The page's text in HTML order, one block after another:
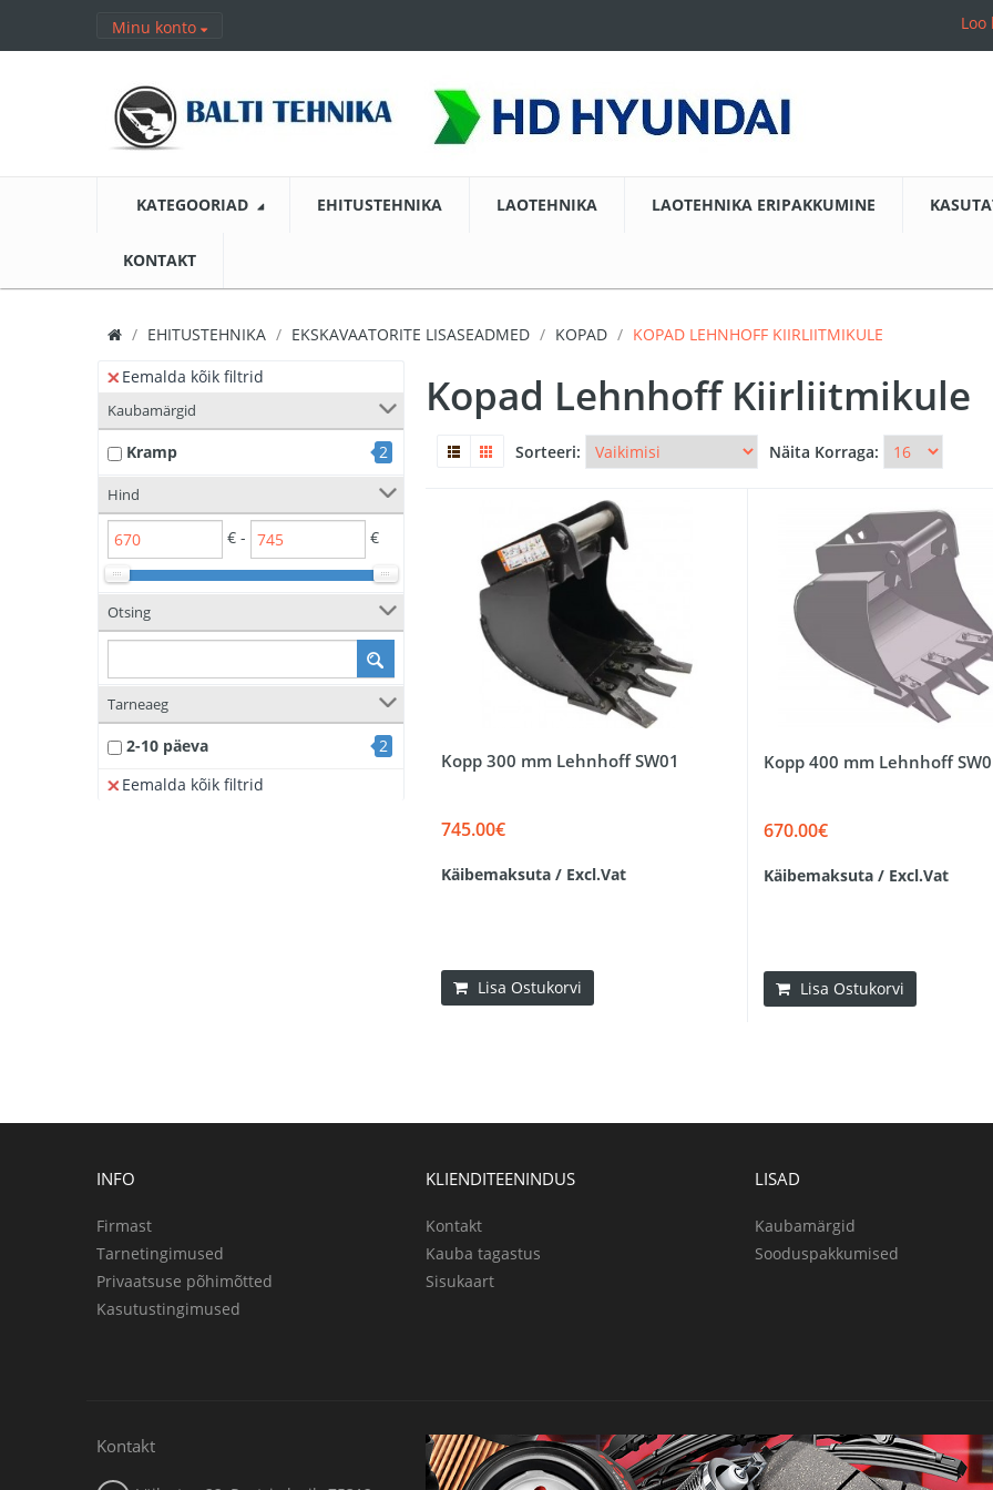
Minu konto Loo
KATEGOORIAD EHITUSTEHNIKA LAOTEHNIKA LAOTEHNIKA ERIPAKKUMINE
KONTAKT
EHITUSTEHNIKA EKSKAVAATORITE LISASEADMED KOPAD
KOPAD LEHNHOFF KIIRLIITMIKULE
Eemalda kõik filtrid
Kaubamärgid
Kramp 2
Hind
€ - €
Otsing
Tarneaeg
2-10 päeva
2
Eemalda kõik filtrid
Kopad Lehnhoff Kiirliitmikule
Sorteeri: Näita Korraga:
Kopp 300 mm Lehnhoff SW01
745.00€
Käibemaksuta / Excl.Vat
Lisa Ostukorvi
Kopp 400 mm Lehnhoff
670.00€
Käibemaksuta / Excl.Vat
Lisa Ostukorvi
INFO
Firmast
Tarnetingimused
Privaatsuse põhimõtted
Kasutustingimused
KLIENDITEENINDUS
Kontakt
Kauba tagastus
Sisukaart
LISAD
Kaubamärgid
Sooduspakkumised
Kontakt